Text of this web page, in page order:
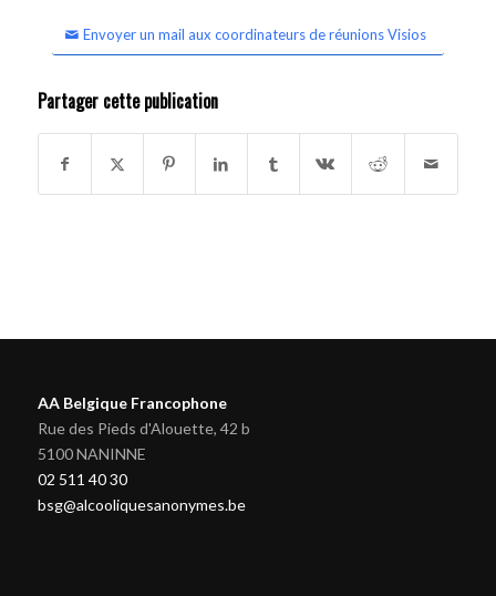
Envoyer un mail aux coordinateurs de réunions Visios
Partager cette publication
AA Belgique Francophone
Rue des Pieds d'Alouette, 42 b
5100 NANINNE
02 511 40 30
bsg@alcooliquesanonymes.be